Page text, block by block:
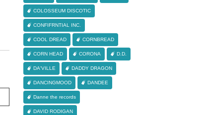
COLOSSEUM DISCOTIC
CONFIFRNTIAL INC.
COOL DREAD CORNBREAD
CORN HEAD CORONA D.D.
DA'VILLE DADDY DRAGON
DANCINGMOOD DANDEE
Danne the records
DAVID RODIGAN